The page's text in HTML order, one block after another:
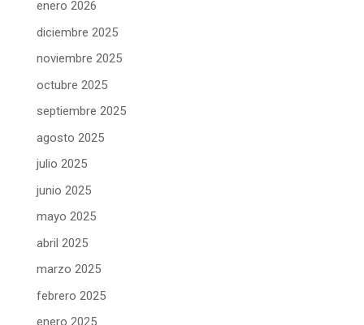
enero 2026
diciembre 2025
noviembre 2025
octubre 2025
septiembre 2025
agosto 2025
julio 2025
junio 2025
mayo 2025
abril 2025
marzo 2025
febrero 2025
enero 2025